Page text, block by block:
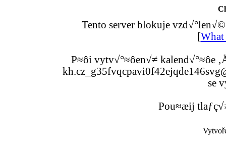
Tento server blokuje
[What
P≈ôi vytv√°≈ôen√≠ kalend√°≈ôe
se
Pou≈æij